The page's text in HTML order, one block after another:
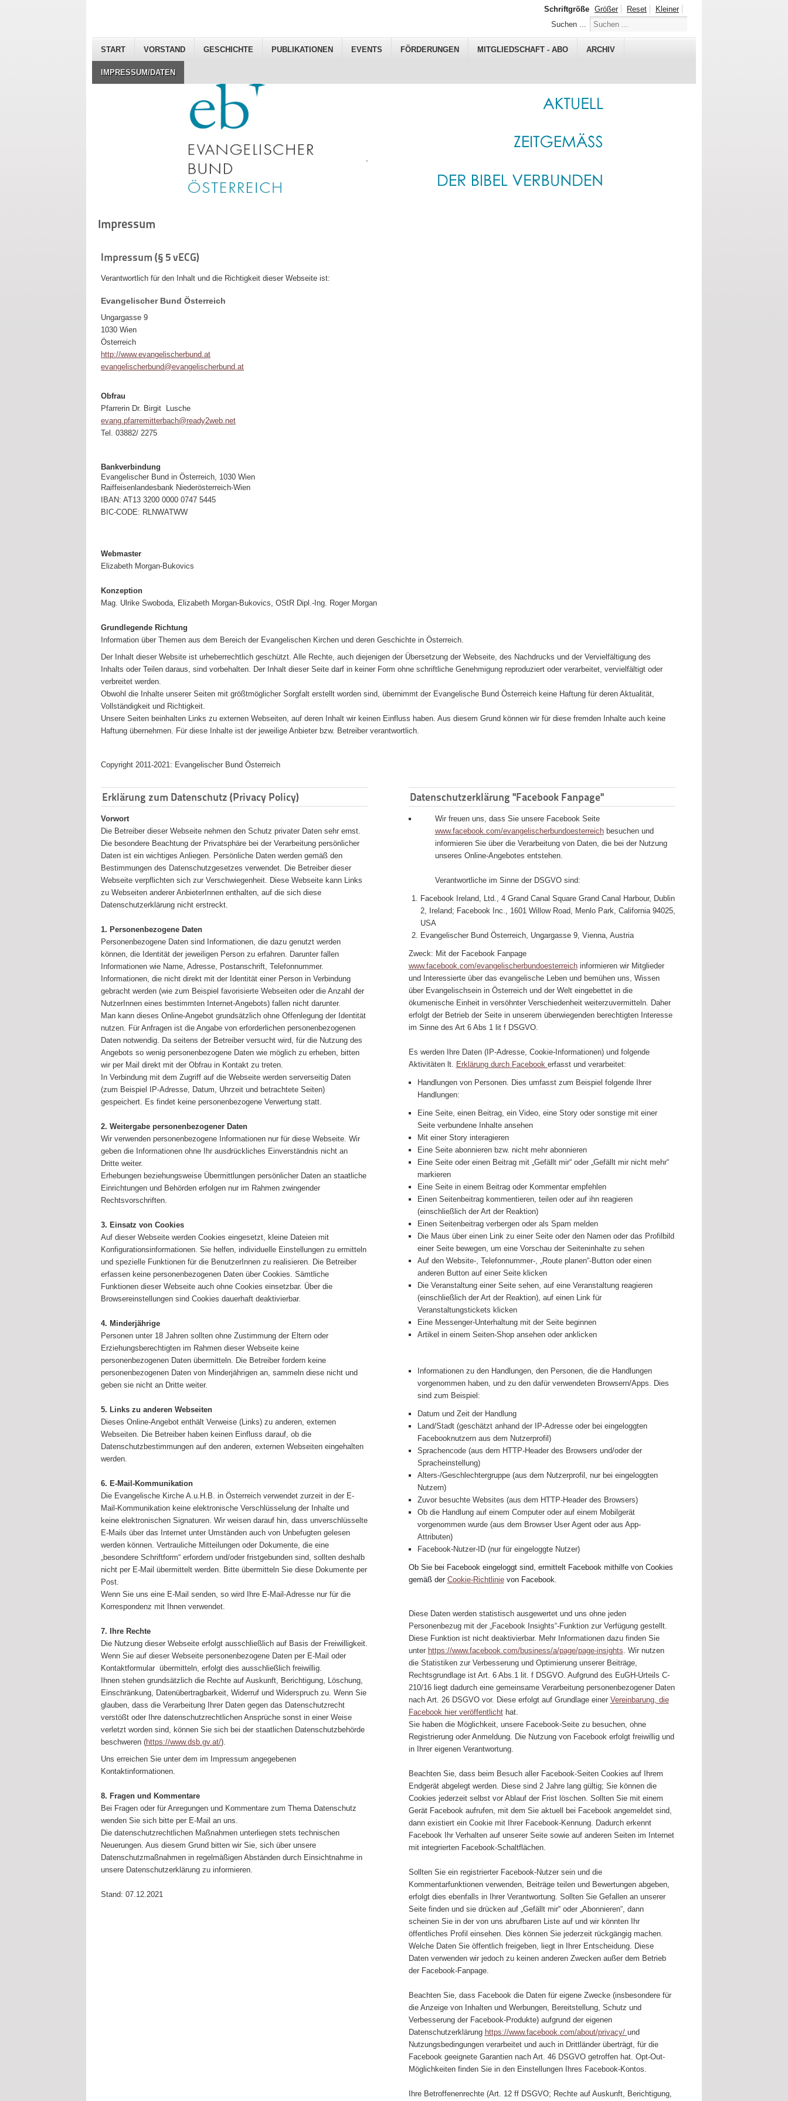
START VORSTAND GESCHICHTE PUBLIKATIONEN EVENTS FÖRDERUNGEN MITGLIEDSCHAFT - ABO ARCHIV
IMPRESSUM/DATEN
Schriftgröße Größer Reset
Kleiner
Suchen ...
Impressum
Impressum (§ 5 vECG)
Verantwortlich für den Inhalt und die Richtigkeit dieser Webseite ist:
Evangelischer Bund Österreich
Ungargasse 9
1030 Wien
Österreich
http://www.evangelischerbund.at
evangelischerbund@evangelischerbund.at
Obfrau
Pfarrerin Dr. Birgit Lusche
evang.pfarremitterbach@ready2web.net
Tel. 03882/ 2275
Bankverbindung
Evangelischer Bund in Österreich, 1030 Wien
Raiffeisenlandesbank Niederösterreich-Wien
IBAN: AT13 3200 0000 0747 5445
BIC-CODE: RLNWATWW
Webmaster
Elizabeth Morgan-Bukovics
Konzeption
Mag. Ulrike Swoboda, Elizabeth Morgan-Bukovics, OStR Dipl.-Ing. Roger Morgan
Grundlegende Richtung
Information über Themen aus dem Bereich der Evangelischen Kirchen und deren Geschichte in Österreich.
Der Inhalt dieser Website ist urheberrechtlich geschützt. Alle Rechte, auch diejenigen der Übersetzung der Webseite, des Nachdrucks und der Vervielfältigung des
Inhalts oder Teilen daraus, sind vorbehalten. Der Inhalt dieser Seite darf in keiner Form ohne schriftliche Genehmigung reproduziert oder verarbeitet, vervielfältigt oder
verbreitet werden.
Obwohl die Inhalte unserer Seiten mit größtmöglicher Sorgfalt erstellt worden sind, übernimmt der Evangelische Bund Österreich keine Haftung für deren Aktualität,
Vollständigkeit und Richtigkeit.
Unsere Seiten beinhalten Links zu externen Webseiten, auf deren Inhalt wir keinen Einfluss haben. Aus diesem Grund können wir für diese fremden Inhalte auch keine
Haftung übernehmen. Für diese Inhalte ist der jeweilige Anbieter bzw. Betreiber verantwortlich.
Copyright 2011-2021: Evangelischer Bund Österreich
Erklärung zum Datenschutz (Privacy Policy)
Vorwort
Die Betreiber dieser Webseite nehmen den Schutz privater Daten sehr ernst.
Die besondere Beachtung der Privatsphäre bei der Verarbeitung persönlicher
Daten ist ein wichtiges Anliegen. Persönliche Daten werden gemäß den
Bestimmungen des Datenschutzgesetzes verwendet. Die Betreiber dieser
Webseite verpflichten sich zur Verschwiegenheit. Diese Webseite kann Links
zu Webseiten anderer AnbieterInnen enthalten, auf die sich diese
Datenschutzerklärung nicht erstreckt.
1. Personenbezogene Daten
Personenbezogene Daten sind Informationen, die dazu genutzt werden
können, die Identität der jeweiligen Person zu erfahren. Darunter fallen
Informationen wie Name, Adresse, Postanschrift, Telefonnummer.
Informationen, die nicht direkt mit der Identität einer Person in Verbindung
gebracht werden (wie zum Beispiel favorisierte Webseiten oder die Anzahl der
NutzerInnen eines bestimmten Internet-Angebots) fallen nicht darunter.
Man kann dieses Online-Angebot grundsätzlich ohne Offenlegung der Identität
nutzen. Für Anfragen ist die Angabe von erforderlichen personenbezogenen
Daten notwendig. Da seitens der Betreiber versucht wird, für die Nutzung des
Angebots so wenig personenbezogene Daten wie möglich zu erheben, bitten
wir per Mail direkt mit der Obfrau in Kontakt zu treten.
In Verbindung mit dem Zugriff auf die Webseite werden serverseitig Daten
(zum Beispiel IP-Adresse, Datum, Uhrzeit und betrachtete Seiten)
gespeichert. Es findet keine personenbezogene Verwertung statt.
2. Weitergabe personenbezogener Daten
Wir verwenden personenbezogene Informationen nur für diese Webseite. Wir
geben die Informationen ohne Ihr ausdrückliches Einverständnis nicht an
Dritte weiter.
Erhebungen beziehungsweise Übermittlungen persönlicher Daten an staatliche
Einrichtungen und Behörden erfolgen nur im Rahmen zwingender
Rechtsvorschriften.
3. Einsatz von Cookies
Auf dieser Webseite werden Cookies eingesetzt, kleine Dateien mit
Konfigurationsinformationen. Sie helfen, individuelle Einstellungen zu ermitteln
und spezielle Funktionen für die BenutzerInnen zu realisieren. Die Betreiber
erfassen keine personenbezogenen Daten über Cookies. Sämtliche
Funktionen dieser Webseite auch ohne Cookies einsetzbar. Über die
Browsereinstellungen sind Cookies dauerhaft deaktivierbar.
4. Minderjährige
Personen unter 18 Jahren sollten ohne Zustimmung der Eltern oder
Erziehungsberechtigten im Rahmen dieser Webseite keine
personenbezogenen Daten übermitteln. Die Betreiber fordern keine
personenbezogenen Daten von Minderjährigen an, sammeln diese nicht und
geben sie nicht an Dritte weiter.
5. Links zu anderen Webseiten
Dieses Online-Angebot enthält Verweise (Links) zu anderen, externen
Webseiten. Die Betreiber haben keinen Einfluss darauf, ob die
Datenschutzbestimmungen auf den anderen, externen Webseiten eingehalten
werden.
6. E-Mail-Kommunikation
Die Evangelische Kirche A.u.H.B. in Österreich verwendet zurzeit in der E-
Mail-Kommunikation keine elektronische Verschlüsselung der Inhalte und
keine elektronischen Signaturen. Wir weisen darauf hin, dass unverschlüsselte
E-Mails über das Internet unter Umständen auch von Unbefugten gelesen
werden können. Vertrauliche Mitteilungen oder Dokumente, die eine
„besondere Schriftform“ erfordern und/oder fristgebunden sind, sollten deshalb
nicht per E-Mail übermittelt werden. Bitte übermitteln Sie diese Dokumente per
Post.
Wenn Sie uns eine E-Mail senden, so wird Ihre E-Mail-Adresse nur für die
Korrespondenz mit Ihnen verwendet.
7. Ihre Rechte
Die Nutzung dieser Webseite erfolgt ausschließlich auf Basis der Freiwilligkeit.
Wenn Sie auf dieser Webseite personenbezogene Daten per E-Mail oder
Kontaktformular übermitteln, erfolgt dies ausschließlich freiwillig.
Ihnen stehen grundsätzlich die Rechte auf Auskunft, Berichtigung, Löschung,
Einschränkung, Datenübertragbarkeit, Widerruf und Widerspruch zu. Wenn Sie
glauben, dass die Verarbeitung Ihrer Daten gegen das Datenschutzrecht
verstößt oder Ihre datenschutzrechtlichen Ansprüche sonst in einer Weise
verletzt worden sind, können Sie sich bei der staatlichen Datenschutzbehörde
beschweren (https://www.dsb.gv.at/).
Uns erreichen Sie unter dem im Impressum angegebenen
Kontaktinformationen.
8. Fragen und Kommentare
Bei Fragen oder für Anregungen und Kommentare zum Thema Datenschutz
wenden Sie sich bitte per E-Mail an uns.
Die datenschutzrechtlichen Maßnahmen unterliegen stets technischen
Neuerungen. Aus diesem Grund bitten wir Sie, sich über unsere
Datenschutzmaßnahmen in regelmäßigen Abständen durch Einsichtnahme in
unsere Datenschutzerklärung zu informieren.
Stand: 07.12.2021
Datenschutzerklärung "Facebook Fanpage"
Wir freuen uns, dass Sie unsere Facebook Seite
www.facebook.com/evangelischerbundoesterreichbesuchen und
informieren Sie über die Verarbeitung von Daten, die bei der Nutzung
unseres Online-Angebotes entstehen.
Verantwortliche im Sinne der DSGVO sind:
Facebook Ireland, Ltd., 4 Grand Canal Square Grand Canal Harbour, Dublin
2, Ireland; Facebook Inc., 1601 Willow Road, Menlo Park, California 94025,
USA
Evangelischer Bund Österreich, Ungargasse 9, Vienna, Austria
Zweck: Mit der Facebook Fanpage
www.facebook.com/evangelischerbundoesterreichinformieren wir Mitglieder
und Interessierte über das evangelische Leben und bemühen uns, Wissen
über Evangelischsein in Österreich und der Welt eingebettet in die
ökumenische Einheit in versöhnter Verschiedenheit weiterzuvermitteln. Daher
erfolgt der Betrieb der Seite in unserem überwiegenden berechtigten Interesse
im Sinne des Art 6 Abs 1 lit f DSGVO.
Es werden Ihre Daten (IP-Adresse, Cookie-Informationen) und folgende
Aktivitäten lt. Erklärung durch Facebook erfasst und verarbeitet:
Handlungen von Personen. Dies umfasst zum Beispiel folgende Ihrer
Handlungen:
Eine Seite, einen Beitrag, ein Video, eine Story oder sonstige mit einer
Seite verbundene Inhalte ansehen
Mit einer Story interagieren
Eine Seite abonnieren bzw. nicht mehr abonnieren
Eine Seite oder einen Beitrag mit „Gefällt mir“ oder „Gefällt mir nicht mehr“
markieren
Eine Seite in einem Beitrag oder Kommentar empfehlen
Einen Seitenbeitrag kommentieren, teilen oder auf ihn reagieren
(einschließlich der Art der Reaktion)
Einen Seitenbeitrag verbergen oder als Spam melden
Die Maus über einen Link zu einer Seite oder den Namen oder das Profilbild
einer Seite bewegen, um eine Vorschau der Seiteninhalte zu sehen
Auf den Website-, Telefonnummer-, „Route planen“-Button oder einen
anderen Button auf einer Seite klicken
Die Veranstaltung einer Seite sehen, auf eine Veranstaltung reagieren
(einschließlich der Art der Reaktion), auf einen Link für
Veranstaltungstickets klicken
Eine Messenger-Unterhaltung mit der Seite beginnen
Artikel in einem Seiten-Shop ansehen oder anklicken
Informationen zu den Handlungen, den Personen, die die Handlungen
vorgenommen haben, und zu den dafür verwendeten Browsern/Apps. Dies
sind zum Beispiel:
Datum und Zeit der Handlung
Land/Stadt (geschätzt anhand der IP-Adresse oder bei eingeloggten
Facebooknutzern aus dem Nutzerprofil)
Sprachencode (aus dem HTTP-Header des Browsers und/oder der
Spracheinstellung)
Alters-/Geschlechtergruppe (aus dem Nutzerprofil, nur bei eingeloggten
Nutzern)
Zuvor besuchte Websites (aus dem HTTP-Header des Browsers)
Ob die Handlung auf einem Computer oder auf einem Mobilgerät
vorgenommen wurde (aus dem Browser User Agent oder aus App-
Attributen)
Facebook-Nutzer-ID (nur für eingeloggte Nutzer)
Ob Sie bei Facebook eingeloggt sind, ermittelt Facebook mithilfe von Cookies
gemäß der Cookie-Richtlinie von Facebook.
Diese Daten werden statistisch ausgewertet und uns ohne jeden
Personenbezug mit der „Facebook Insights“-Funktion zur Verfügung gestellt.
Diese Funktion ist nicht deaktivierbar. Mehr Informationen dazu finden Sie
unter https://www.facebook.com/business/a/page/page-insights. Wir nutzen
die Statistiken zur Verbesserung und Optimierung unserer Beiträge,
Rechtsgrundlage ist Art. 6 Abs.1 lit. f DSGVO. Aufgrund des EuGH-Urteils C-
210/16 liegt dadurch eine gemeinsame Verarbeitung personenbezogener Daten
nach Art. 26 DSGVO vor. Diese erfolgt auf Grundlage einer Vereinbarung, die
Facebook hier veröffentlichthat.
Sie haben die Möglichkeit, unsere Facebook-Seite zu besuchen, ohne
Registrierung oder Anmeldung. Die Nutzung von Facebook erfolgt freiwillig und
in Ihrer eigenen Verantwortung.
Beachten Sie, dass beim Besuch aller Facebook-Seiten Cookies auf Ihrem
Endgerät abgelegt werden. Diese sind 2 Jahre lang gültig; Sie können die
Cookies jederzeit selbst vor Ablauf der Frist löschen. Sollten Sie mit einem
Gerät Facebook aufrufen, mit dem Sie aktuell bei Facebook angemeldet sind,
dann existiert ein Cookie mit Ihrer Facebook-Kennung. Dadurch erkennt
Facebook Ihr Verhalten auf unserer Seite sowie auf anderen Seiten im Internet
mit integrierten Facebook-Schaltflächen.
Sollten Sie ein registrierter Facebook-Nutzer sein und die
Kommentarfunktionen verwenden, Beiträge teilen und Bewertungen abgeben,
erfolgt dies ebenfalls in Ihrer Verantwortung. Sollten Sie Gefallen an unserer
Seite finden und sie drücken auf „Gefällt mir“ oder „Abonnieren“, dann
scheinen Sie in der von uns abrufbaren Liste auf und wir könnten Ihr
öffentliches Profil einsehen. Dies können Sie jederzeit rückgängig machen.
Welche Daten Sie öffentlich freigeben, liegt in Ihrer Entscheidung. Diese
Daten verwenden wir jedoch zu keinen anderen Zwecken außer dem Betrieb
der Facebook-Fanpage.
Beachten Sie, dass Facebook die Daten für eigene Zwecke (insbesondere für
die Anzeige von Inhalten und Werbungen, Bereitstellung, Schutz und
Verbesserung der Facebook-Produkte) aufgrund der eigenen
Datenschutzerklärung https://www.facebook.com/about/privacy/ und
Nutzungsbedingungen verarbeitet und auch in Drittländer überträgt, für die
Facebook geeignete Garantien nach Art. 46 DSGVO getroffen hat. Opt-Out-
Möglichkeiten finden Sie in den Einstellungen Ihres Facebook-Kontos.
Ihre Betroffenenrechte (Art. 12 ff DSGVO; Rechte auf Auskunft, Berichtigung,